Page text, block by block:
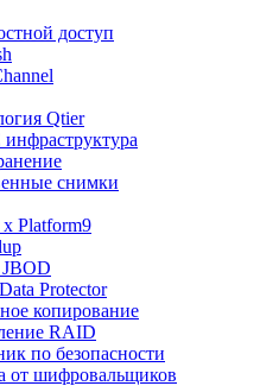
доступ
Qtier
инфраструктура
снимки
Platform9
Protector
копирование
RAID
по безопасности
от шифровальщиков